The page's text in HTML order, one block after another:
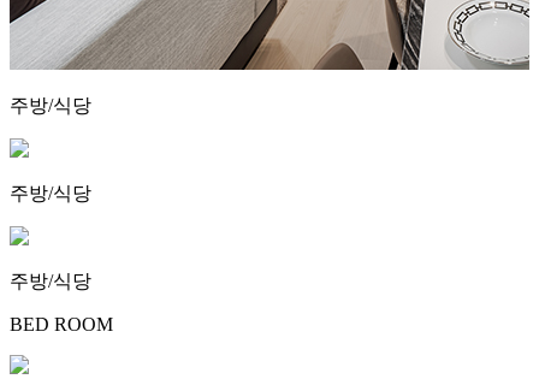
주방/식당
주방/식당
주방/식당
BED ROOM